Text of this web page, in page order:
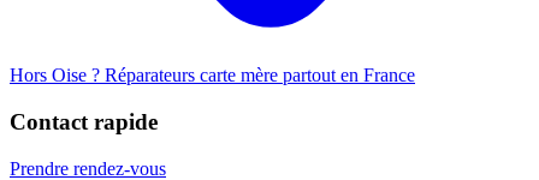
Hors Oise ? Réparateurs carte mère partout en France
Contact rapide
Prendre rendez-vous